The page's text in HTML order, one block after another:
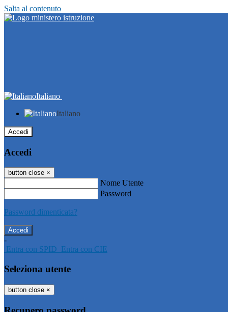
Salta al contenuto
Italiano
Italiano
Accedi
Accedi
button close ×
Nome Utente
Password
Password dimenticata?
-
Entra con SPID Entra con CIE
Seleziona utente
button close ×